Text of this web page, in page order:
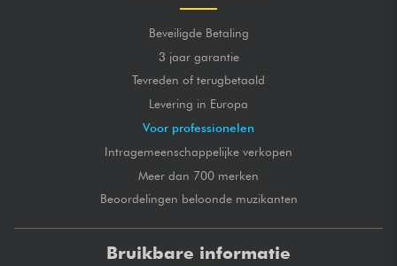
Beveiligde Betaling
3 jaar garantie
Tevreden of terugbetaald
Levering in Europa
Voor professionelen
Intragemeenschappelijke verkopen
Meer dan 700 merken
Beoordelingen beloonde muzikanten
Bruikbare informatie